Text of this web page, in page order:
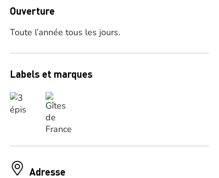
Ouverture
Toute l’année tous les jours.
Labels et marques
Adresse